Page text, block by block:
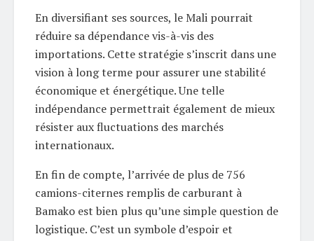
En diversifiant ses sources, le Mali pourrait
réduire sa dépendance vis-à-vis des
importations. Cette stratégie s’inscrit dans une
vision à long terme pour assurer une stabilité
économique et énergétique. Une telle
indépendance permettrait également de mieux
résister aux fluctuations des marchés
internationaux.
En fin de compte, l’arrivée de plus de 756
camions-citernes remplis de carburant à
Bamako est bien plus qu’une simple question de
logistique. C’est un symbole d’espoir et